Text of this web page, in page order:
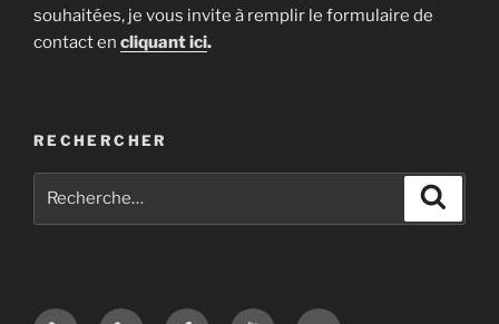
souhaitées, je vous invite à remplir le formulaire de
contact en cliquant ici.
RECHERCHER